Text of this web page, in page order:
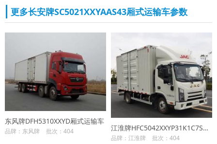
更多长安牌SC5021XXYAAS43厢式运输车参数
东风牌DFH5310XXYD厢式运输车
品牌：东风牌 批次：404 江淮牌HFC5042XXYP31K1C7S厢式运输车
品牌：江淮牌 批次：404